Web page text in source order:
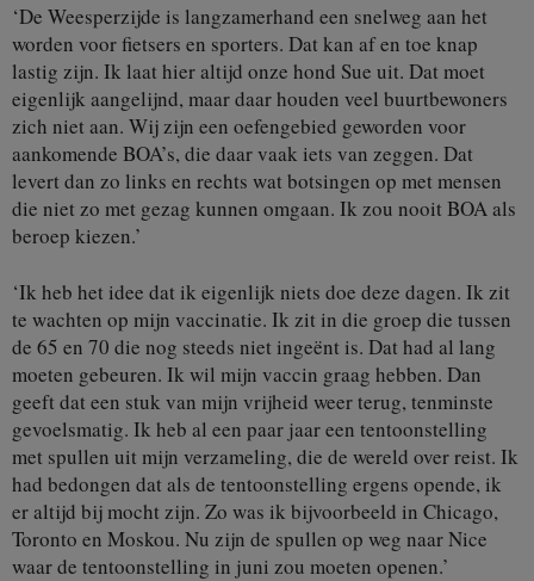
‘De Weesperzijde is langzamerhand een snelweg aan het
worden voor fietsers en sporters. Dat kan af en toe knap
lastig zijn. Ik laat hier altijd onze hond Sue uit. Dat moet
eigenlijk aangelijnd, maar daar houden veel buurtbewoners
zich niet aan. Wij zijn een oefengebied geworden voor
aankomende BOA’s, die daar vaak iets van zeggen. Dat
levert dan zo links en rechts wat botsingen op met mensen
die niet zo met gezag kunnen omgaan. Ik zou nooit BOA als
beroep kiezen.’
‘Ik heb het idee dat ik eigenlijk niets doe deze dagen. Ik zit
te wachten op mijn vaccinatie. Ik zit in die groep die tussen
de 65 en 70 die nog steeds niet ingeënt is. Dat had al lang
moeten gebeuren. Ik wil mijn vaccin graag hebben. Dan
geeft dat een stuk van mijn vrijheid weer terug, tenminste
gevoelsmatig. Ik heb al een paar jaar een tentoonstelling
met spullen uit mijn verzameling, die de wereld over reist. Ik
had bedongen dat als de tentoonstelling ergens opende, ik
er altijd bij mocht zijn. Zo was ik bijvoorbeeld in Chicago,
Toronto en Moskou. Nu zijn de spullen op weg naar Nice
waar de tentoonstelling in juni zou moeten openen.’